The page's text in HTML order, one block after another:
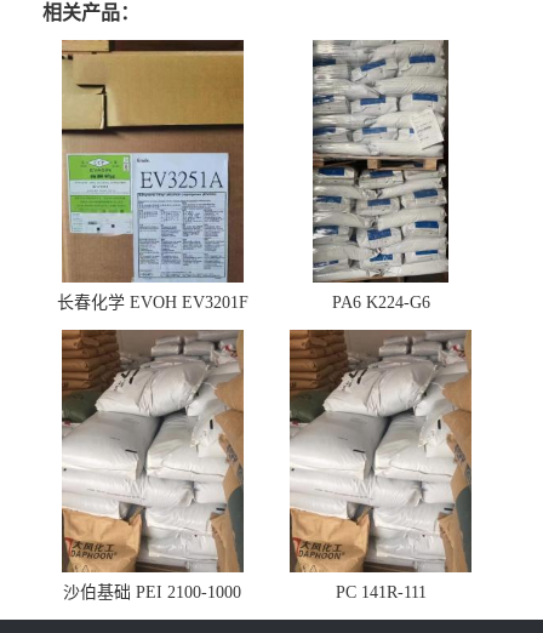
相关产品：
长春化学 EVOH EV3201F PA6 K224-G6
沙伯基础 PEI 2100-1000 PC 141R-111